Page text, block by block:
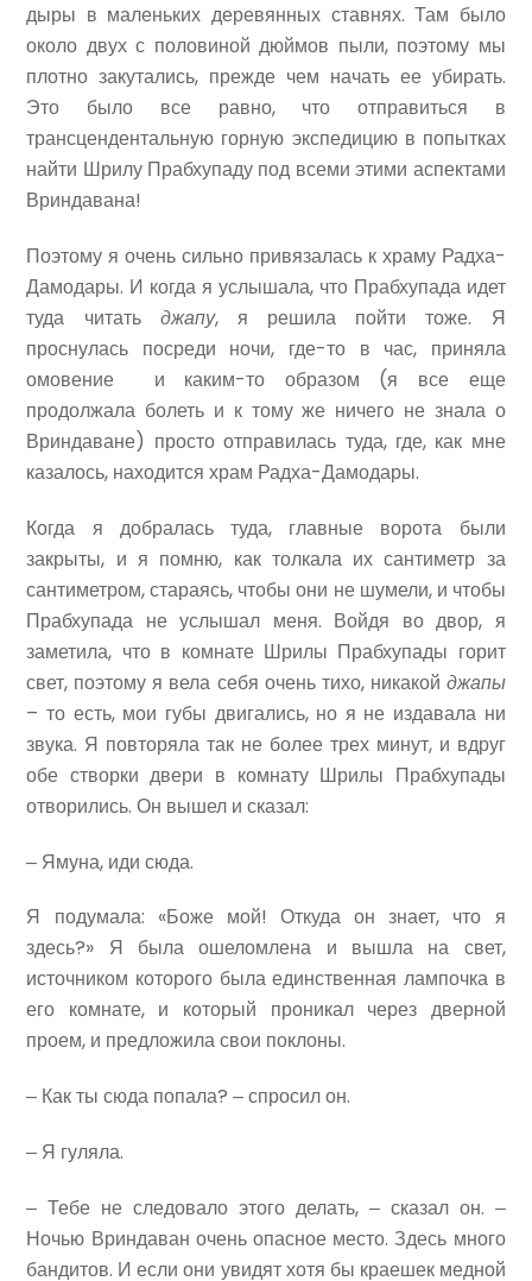
дыры в маленьких деревянных ставнях. Там было
около двух с половиной дюймов пыли, поэтому мы
плотно закутались, прежде чем начать ее убирать.
Это было все равно, что отправиться в
трансцендентальную горную экспедицию в попытках
найти Шрилу Прабхупаду под всеми этими аспектами
Вриндавана!
Поэтому я очень сильно привязалась к храму Радха-
Дамодары. И когда я услышала, что Прабхупада идет
туда читать джапу, я решила пойти тоже. Я
проснулась посреди ночи, где-то в час, приняла
омовение и каким-то образом (я все еще
продолжала болеть и к тому же ничего не знала о
Вриндаване) просто отправилась туда, где, как мне
казалось, находится храм Радха-Дамодары.
Когда я добралась туда, главные ворота были
закрыты, и я помню, как толкала их сантиметр за
сантиметром, стараясь, чтобы они не шумели, и чтобы
Прабхупада не услышал меня. Войдя во двор, я
заметила, что в комнате Шрилы Прабхупады горит
свет, поэтому я вела себя очень тихо, никакой джапы
– то есть, мои губы двигались, но я не издавала ни
звука. Я повторяла так не более трех минут, и вдруг
обе створки двери в комнату Шрилы Прабхупады
отворились. Он вышел и сказал:
‒ Ямуна, иди сюда.
Я подумала: «Боже мой! Откуда он знает, что я
здесь?» Я была ошеломлена и вышла на свет,
источником которого была единственная лампочка в
его комнате, и который проникал через дверной
проем, и предложила свои поклоны.
‒ Как ты сюда попала? ‒ спросил он.
‒ Я гуляла.
‒ Тебе не следовало этого делать, ‒ сказал он. ‒
Ночью Вриндаван очень опасное место. Здесь много
бандитов. И если они увидят хотя бы краешек медной